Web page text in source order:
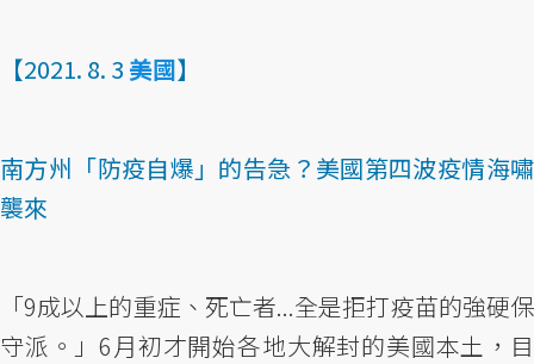
【2021. 8. 3 美國】
南方州「防疫自爆」的告急？美國第四波疫情海嘯
襲來
「9成以上的重症、死亡者...全是拒打疫苗的強硬保
守派。」6月初才開始各地大解封的美國本土，目